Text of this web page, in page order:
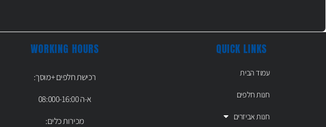
QUICK LINKS
עמוד הבית
חנות חלפים
חנות אביזרים
WORKING HOURS
רכישת חלפים +מוסך:
א-ה 08:000-16:00
מכירות כלים: